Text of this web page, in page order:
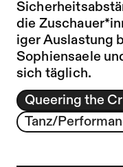
Queering the
Tanz/
die
iger Auslastung
Sophiensaele
sich täglich.